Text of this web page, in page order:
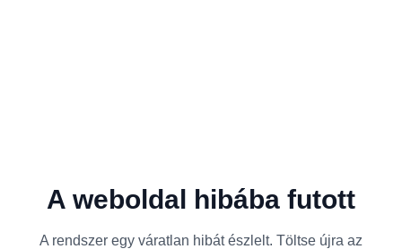
A weboldal hibába futott
A rendszer egy váratlan hibát észlelt. Töltse újra az